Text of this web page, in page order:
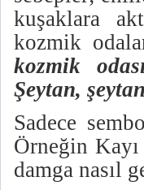
kuşaklara
kozmik
kozmik
Şeytan,
Sadece
Örneğin Kayı
damga nasıl